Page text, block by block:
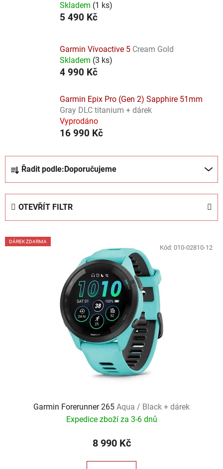
Skladem (1 ks)
5 490 Kč
Garmin Vívoactive 5 Cream Gold
Skladem (3 ks)
4 990 Kč
Garmin Epix Pro (Gen 2) Sapphire 51mm
Gray DLC titanium + dárek
Vyprodáno
16 990 Kč
p
Řadit podle: Doporučujeme
OTEVŘÍT FILTR
V
ý
DÁREK ZDARMA
Garmin Forerunner 265 Aqua / Black + dárek
Expedice zboží za 3-6 dnů
8 990 Kč
Kód: 010-02810-12